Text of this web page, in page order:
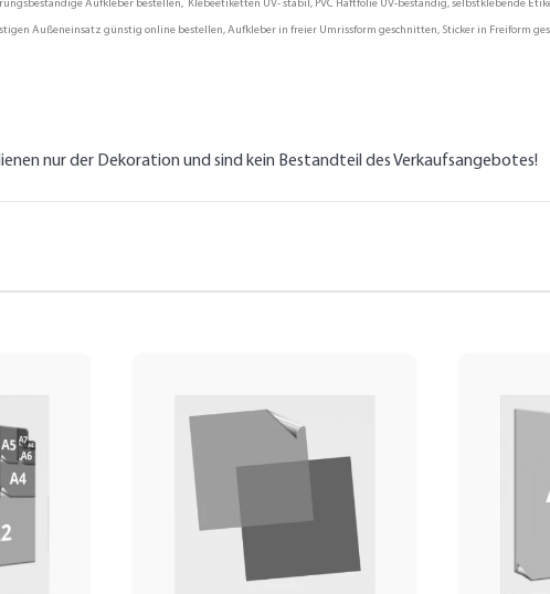
Aufkleber bestellen, Klebeetiketten UV- stabil, PVC Haftfolie UV-beständig, selbstklebende
Außeneinsatz günstig online bestellen, Aufkleber in freier Umrissform geschnitten, Sticker in Freiform
nur der Dekoration und sind kein Bestandteil des Verkaufsangebotes!